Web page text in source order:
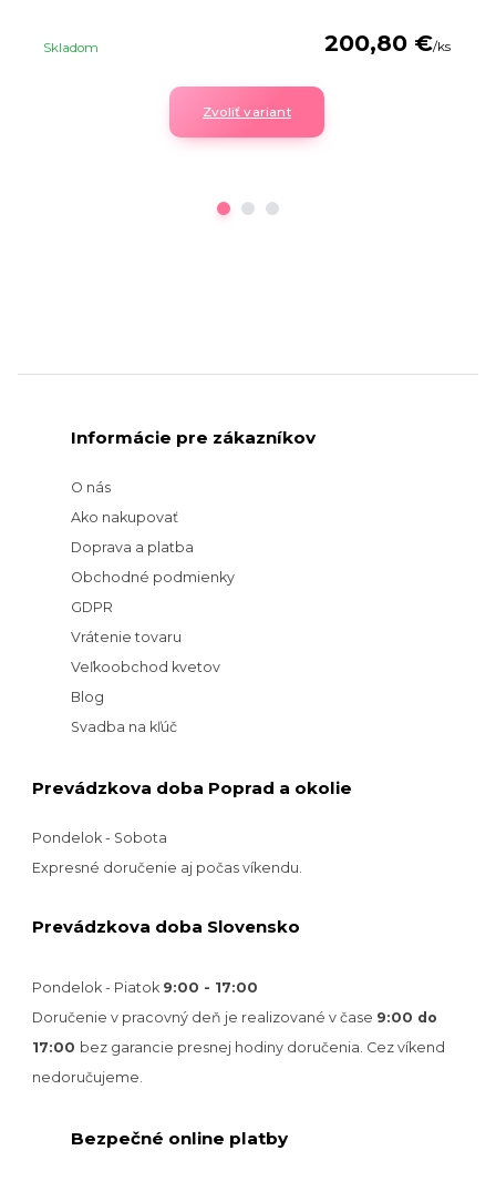
200,80 €/ks
Skladom
Zvoliť variant
Informácie pre zákazníkov
O nás
Ako nakupovať
Doprava a platba
Obchodné podmienky
GDPR
Vrátenie tovaru
Veľkoobchod kvetov
Blog
Svadba na kľúč
Prevádzkova doba Poprad a okolie
Pondelok - Sobota
Expresné doručenie aj počas víkendu.
Prevádzkova doba Slovensko
Pondelok - Piatok 9:00 - 17:00
Doručenie v pracovný deň je realizované v čase 9:00 do
17:00 bez garancie presnej hodiny doručenia. Cez víkend
nedoručujeme.
Bezpečné online platby